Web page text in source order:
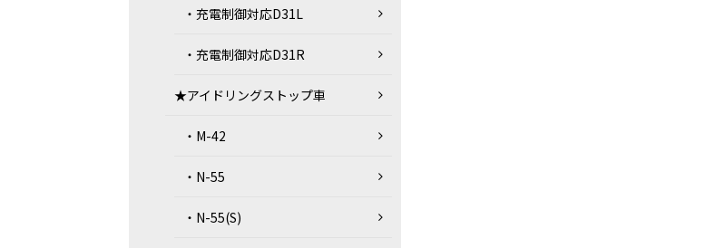
・充電制御対応D31L
・充電制御対応D31R
★アイドリングストップ車
・M-42
・N-55
・N-55(S)